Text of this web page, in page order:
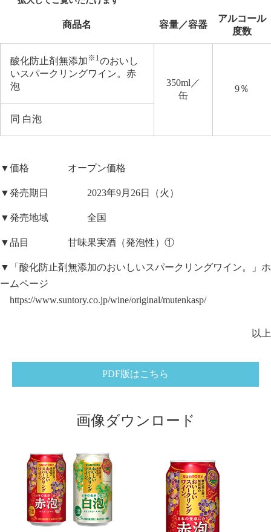
商品名 容量／容器
アルコール
度数
酸化防止剤無添加 ※1のおいし
いスパークリングワイン。赤
泡
350ml／
缶
9％
同 白泡
▼価格 オープン価格
▼発売期日 2023年9月26日（火）
▼発売地域 全国
▼品目 甘味果実酒（発泡性）①
▼「酸化防止剤無添加のおいしいスパークリングワイン。」ホ
ームページ
https://www.suntory.co.jp/wine/original/mutenkasp/
以上
PDF版はこちら
画像ダウンロード